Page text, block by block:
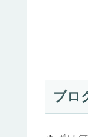
ブロ